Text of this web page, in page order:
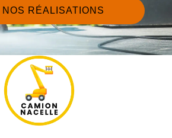
NOS RÉALISATIONS